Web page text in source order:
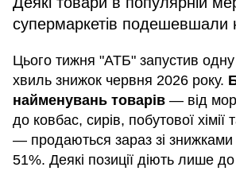
супермаркетів подешевшали
Цього тижня "АТБ" запустив
хвиль знижок червня 2026 року.
найменувань товарів — від
до ковбас, сирів, побутової хімії
— продаються зараз зі знижками
51%. Деякі позиції діють лише